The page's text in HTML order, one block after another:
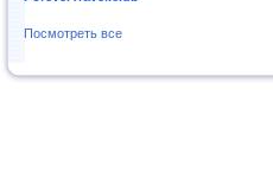
Посмотреть все